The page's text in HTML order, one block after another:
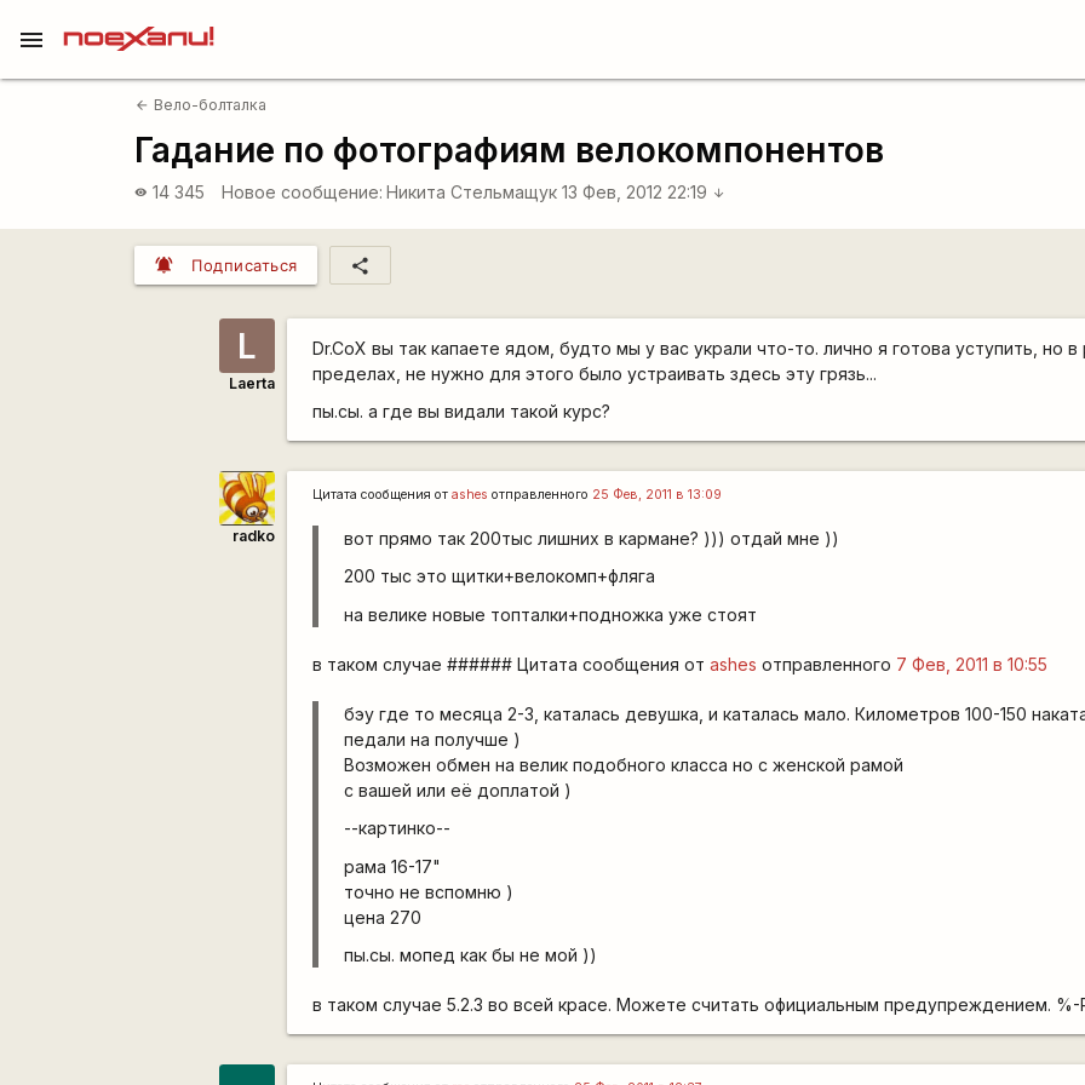
menu
arrow_back Вело-болталка
Гадание по фотографиям велокомпонентов
visibility 14 345 Новое сообщение: Никита Стельмащук 13 Фев, 2012 22:19 arrow_downward
notifications_active Подписаться share
L
Laerta
Dr.CoX вы так капаете ядом, будто мы у вас украли что-то. лично я готова уступить, но в
пределах, не нужно для этого было устраивать здесь эту грязь...
пы.сы. а где вы видали такой курс?
radko
Цитата сообщения отashes отправленного 25 Фев, 2011 в 13:09
вот прямо так 200тыс лишних в кармане? ))) отдай мне ))
200 тыс это щитки+велокомп+фляга
на велике новые топталки+подножка уже стоят
в таком случае ###### Цитата сообщения отashes отправленного 7 Фев, 2011 в 10:55
бэу где то месяца 2-3, каталась девушка, и каталась мало. Километров 100-150
педали на получше )
Возможен обмен на велик подобного класса но с женской рамой
с вашей или её доплатой )
--картинко--
рама 16-17"
точно не вспомню )
цена 270
пы.сы. мопед как бы не мой ))
в таком случае 5.2.3 во всей красе. Можете считать официальным предупреждением. %-